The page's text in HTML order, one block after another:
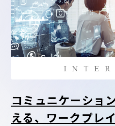
コミュニケーショ
える、ワークプレ